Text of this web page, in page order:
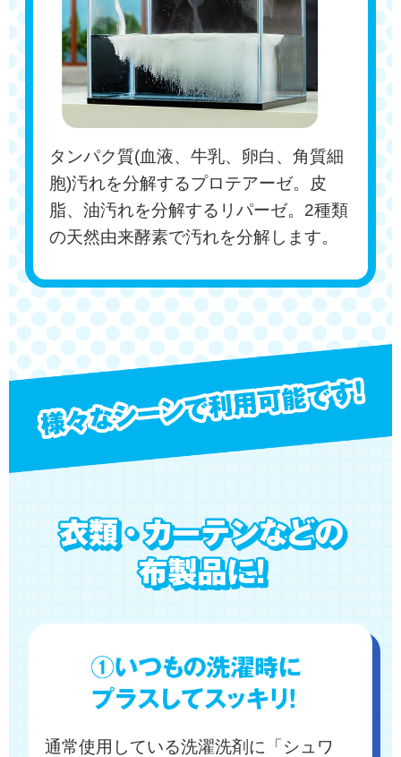
タンパク質(血液、牛乳、卵白、角質細
胞)汚れを分解するプロテアーゼ。皮
脂、油汚れを分解するリパーゼ。2種類
の天然由来酵素で汚れを分解します。
通常使用している洗濯洗剤に「シュワ